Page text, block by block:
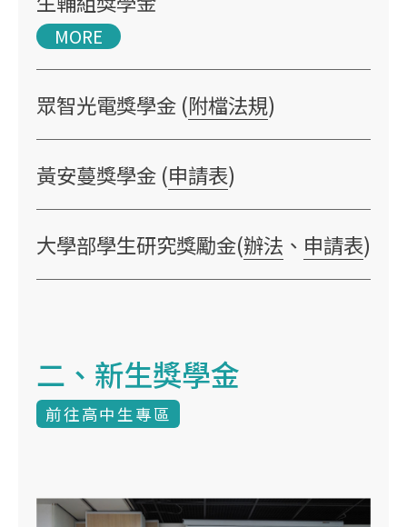
MORE
眾智光電獎學金 (附檔法規)
黃安蔓獎學金 (申請表)
大學部學生研究獎勵金(辦法 、 申請表)
二、新生獎學金
前往高中生專區